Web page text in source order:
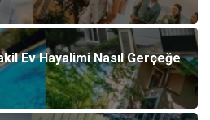
Ev Hayalimi Nasıl Gerçeğe